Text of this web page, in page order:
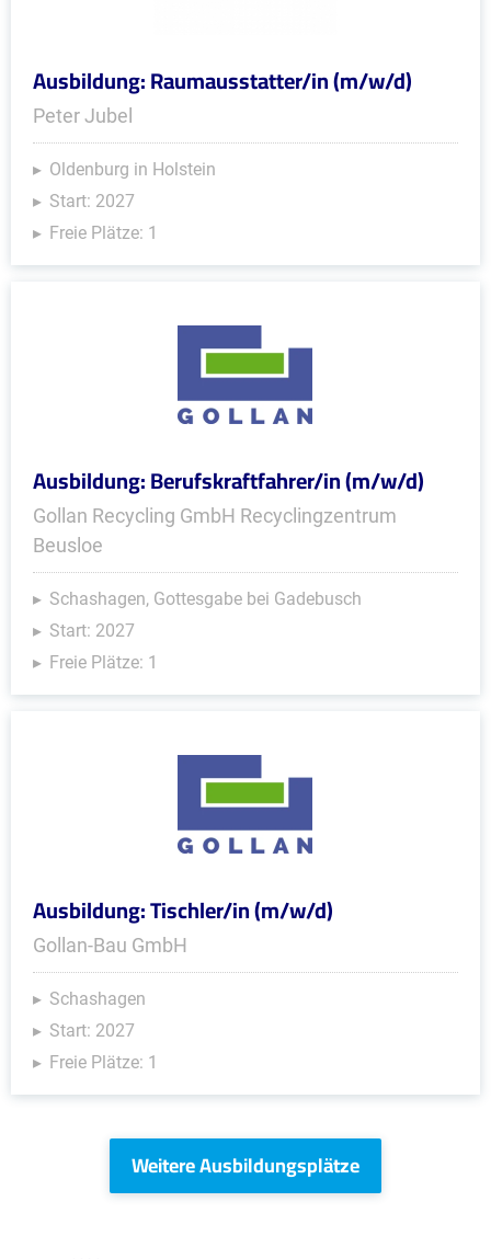
Ausbildung: Raumausstatter/in (m/w/d)
Peter Jubel
Oldenburg in Holstein
Start: 2027
Freie Plätze: 1
Ausbildung: Berufskraftfahrer/in (m/w/d)
Gollan Recycling GmbH Recyclingzentrum
Beusloe
Schashagen, Gottesgabe bei Gadebusch
Start: 2027
Freie Plätze: 1
Ausbildung: Tischler/in (m/w/d)
Gollan-Bau GmbH
Schashagen
Start: 2027
Freie Plätze: 1
Weitere Ausbildungsplätze